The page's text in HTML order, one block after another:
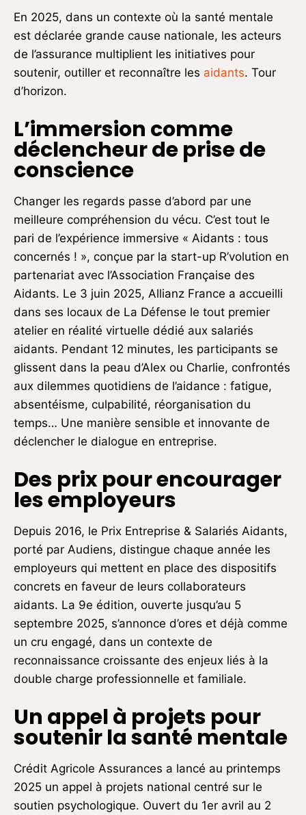
En 2025, dans un contexte où la santé mentale
est déclarée grande cause nationale, les acteurs
de l’assurance multiplient les initiatives pour
soutenir, outiller et reconnaître les aidants. Tour
d’horizon.
L’immersion comme
déclencheur de prise de
conscience
Changer les regards passe d’abord par une
meilleure compréhension du vécu. C’est tout le
pari de l’expérience immersive « Aidants : tous
concernés ! », conçue par la start-up R’volution en
partenariat avec l’Association Française des
Aidants. Le 3 juin 2025, Allianz France a accueilli
dans ses locaux de La Défense le tout premier
atelier en réalité virtuelle dédié aux salariés
aidants. Pendant 12 minutes, les participants se
glissent dans la peau d’Alex ou Charlie, confrontés
aux dilemmes quotidiens de l’aidance : fatigue,
absentéisme, culpabilité, réorganisation du
temps… Une manière sensible et innovante de
déclencher le dialogue en entreprise.
Des prix pour encourager
les employeurs
Depuis 2016, le Prix Entreprise & Salariés Aidants,
porté par Audiens, distingue chaque année les
employeurs qui mettent en place des dispositifs
concrets en faveur de leurs collaborateurs
aidants. La 9e édition, ouverte jusqu’au 5
septembre 2025, s’annonce d’ores et déjà comme
un cru engagé, dans un contexte de
reconnaissance croissante des enjeux liés à la
double charge professionnelle et familiale.
Un appel à projets pour
soutenir la santé mentale
Crédit Agricole Assurances a lancé au printemps
2025 un appel à projets national centré sur le
soutien psychologique. Ouvert du 1er avril au 2